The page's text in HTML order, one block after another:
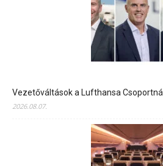
Vezetőváltások a Lufthansa Csoportnál
2026.08.07.